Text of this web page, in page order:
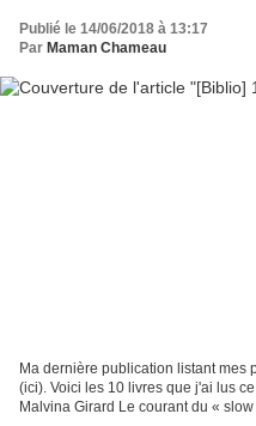
Publié le 14/06/2018 à 13:17
Par Maman Chameau
Ma dernière publication listant mes
(ici). Voici les 10 livres que j'ai lus
Malvina Girard Le courant du « slow parenting » vient d'outre-Atlantique.